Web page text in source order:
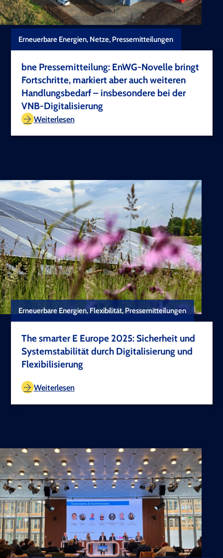
Erneuerbare Energien, Netze, Pressemitteilungen
bne Pressemitteilung: EnWG-Novelle bringt
Fortschritte, markiert aber auch weiteren
Handlungsbedarf – insbesondere bei der
VNB-Digitalisierung
Weiterlesen
Erneuerbare Energien, Flexibilität, Pressemitteilungen
The smarter E Europe 2025: Sicherheit und
Systemstabilität durch Digitalisierung und
Flexibilisierung
Weiterlesen